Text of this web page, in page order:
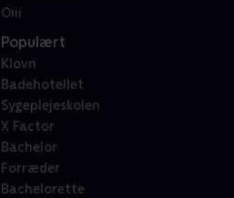
Oiii
Populært
Klovn
Badehotellet
Sygeplejeskolen
X Factor
Bachelor
Forræder
Bachelorette